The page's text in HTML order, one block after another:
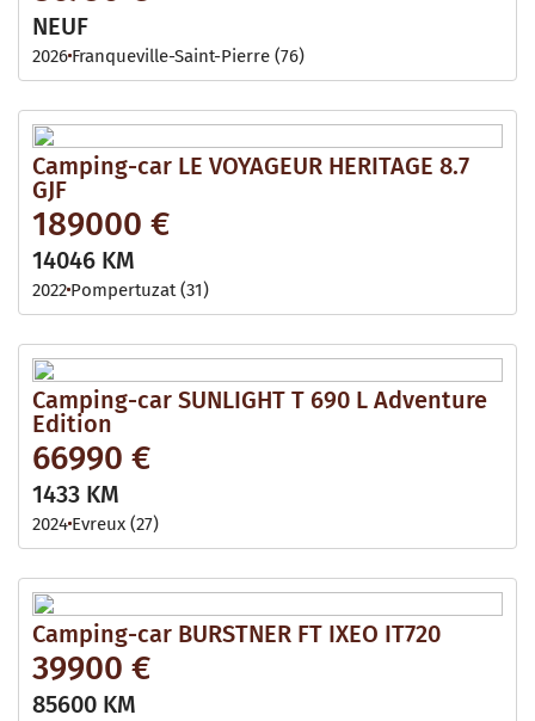
NEUF
2026 Franqueville-Saint-Pierre (76)
Camping-car LE VOYAGEUR HERITAGE 8.7
GJF
189000 €
14046 KM
2022 Pompertuzat (31)
Camping-car SUNLIGHT T 690 L Adventure
Edition
66990 €
1433 KM
2024 Evreux (27)
Camping-car BURSTNER FT IXEO IT720
39900 €
85600 KM